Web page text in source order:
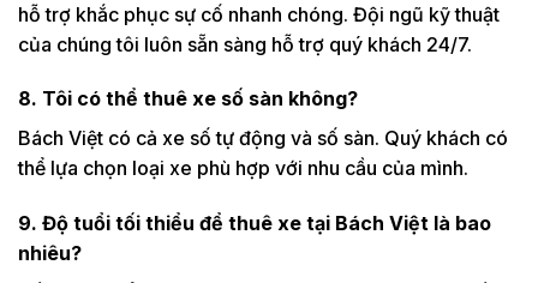
hỗ trợ khắc phục sự cố nhanh chóng. Đội ngũ kỹ thuật
của chúng tôi luôn sẵn sàng hỗ trợ quý khách 24/7.
8. Tôi có thể thuê xe số sàn không?
Bách Việt có cả xe số tự động và số sàn. Quý khách có
thể lựa chọn loại xe phù hợp với nhu cầu của mình.
9. Độ tuổi tối thiểu để thuê xe tại Bách Việt là bao
nhiêu?